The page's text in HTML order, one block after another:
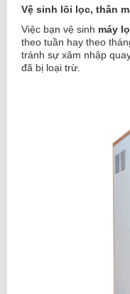
Vệ sinh lõi lọc, thân
Việc bạn vệ sinh máy
theo tuần hay theo
tránh sự xâm nhập
đã bị loại trừ.